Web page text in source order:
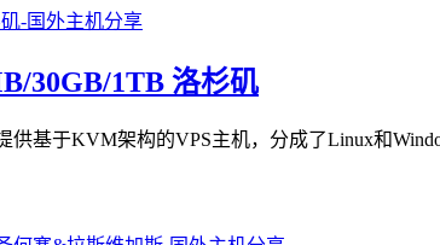
30GB/1TB 洛杉矶
供基于KVM架构的VPS主机，分成了Linux和